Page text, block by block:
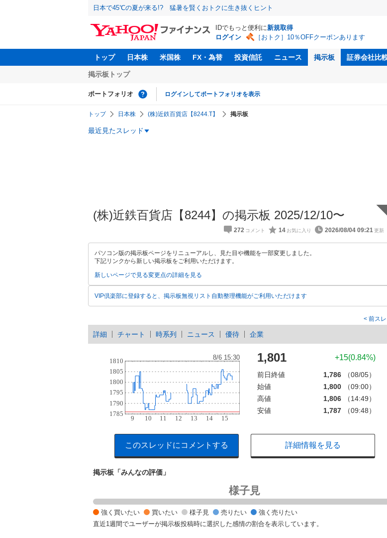
日本で45℃の夏が来る!? 猛暑を賢くおトクに生き抜くヒント
IDでもっと便利に新規取得
ログイン
［おトク］10％OFFクーポンあります
トップ 日本株 米国株 FX・為替 投資信託 ニュース 掲示板 証券会社比
掲示板トップ
ポートフォリオ ログインしてポートフォリオを表示
トップ 日本株 (株)近鉄百貨店【8244.T】 掲示板
最近見たスレッド
(株)近鉄百貨店【8244】の掲示板 2025/12/10〜
272 14 2026/08/04 09:21
パソコン版の掲示板ページをリニューアルし、見た目や機能を一部変更しました。
下記リンクから新しい掲示板をご利用いただけます。
新しいページで見る変更点の詳細を見る
VIP倶楽部に登録すると、掲示板無視リスト自動整理機能がご利用いただけます
前ス
詳細 チャート 時系列 ニュース 優待 企業
1,801 +15(0.84%)
前日終値 1,786
（08/05）
始値
1,800
（09:00）
高値
1,806
（14:49）
安値
1,787 （09:48）
このスレッドにコメントする 詳細情報を見る
掲示板「みんなの評価」
子
見
1
0
様子見
強く買いたい 買いたい 様子見 売りたい
強く売りたい
直近1週間でユーザーが掲示板投稿時に選択した感情の割合を表示しています。